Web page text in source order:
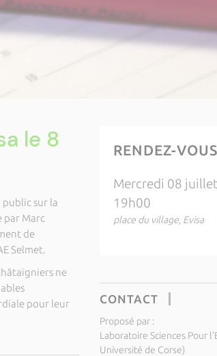
le 8
sur la
par Marc
de
Selmet.
ne
pour leur
RENDEZ-VOUS
Mercredi 08
19h00
place du village, Evisa
CONTACT
Proposé par :
Laboratoire Sciences Pour
Université de Corse)